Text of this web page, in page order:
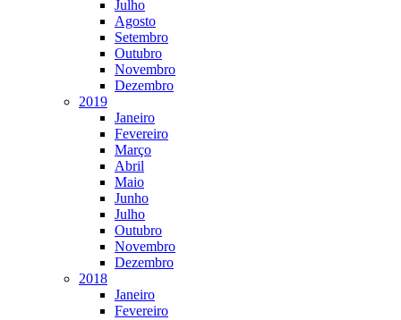
Julho
Agosto
Setembro
Outubro
Novembro
Dezembro
2019
Janeiro
Fevereiro
Março
Abril
Maio
Junho
Julho
Outubro
Novembro
Dezembro
2018
Janeiro
Fevereiro